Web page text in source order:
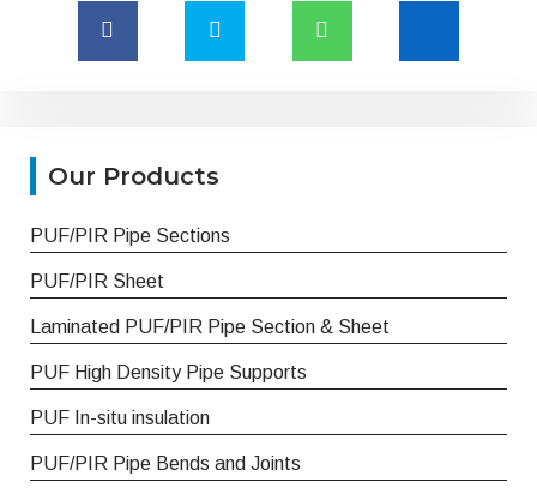
Our Products
PUF/PIR Pipe Sections
PUF/PIR Sheet
Laminated PUF/PIR Pipe Section & Sheet
PUF High Density Pipe Supports
PUF In-situ insulation
PUF/PIR Pipe Bends and Joints